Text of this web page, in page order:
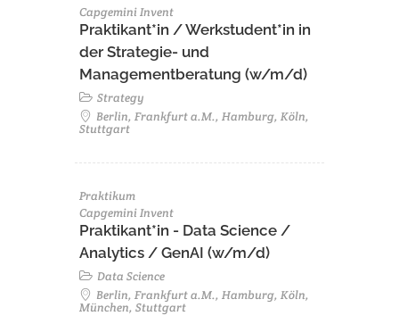
Capgemini Invent
Praktikant*in / Werkstudent*in in
der Strategie- und
Managementberatung (w/m/d)
Strategy
Berlin, Frankfurt a.M., Hamburg, Köln,
Stuttgart
Praktikum
Capgemini Invent
Praktikant*in - Data Science /
Analytics / GenAI (w/m/d)
Data Science
Berlin, Frankfurt a.M., Hamburg, Köln,
München, Stuttgart